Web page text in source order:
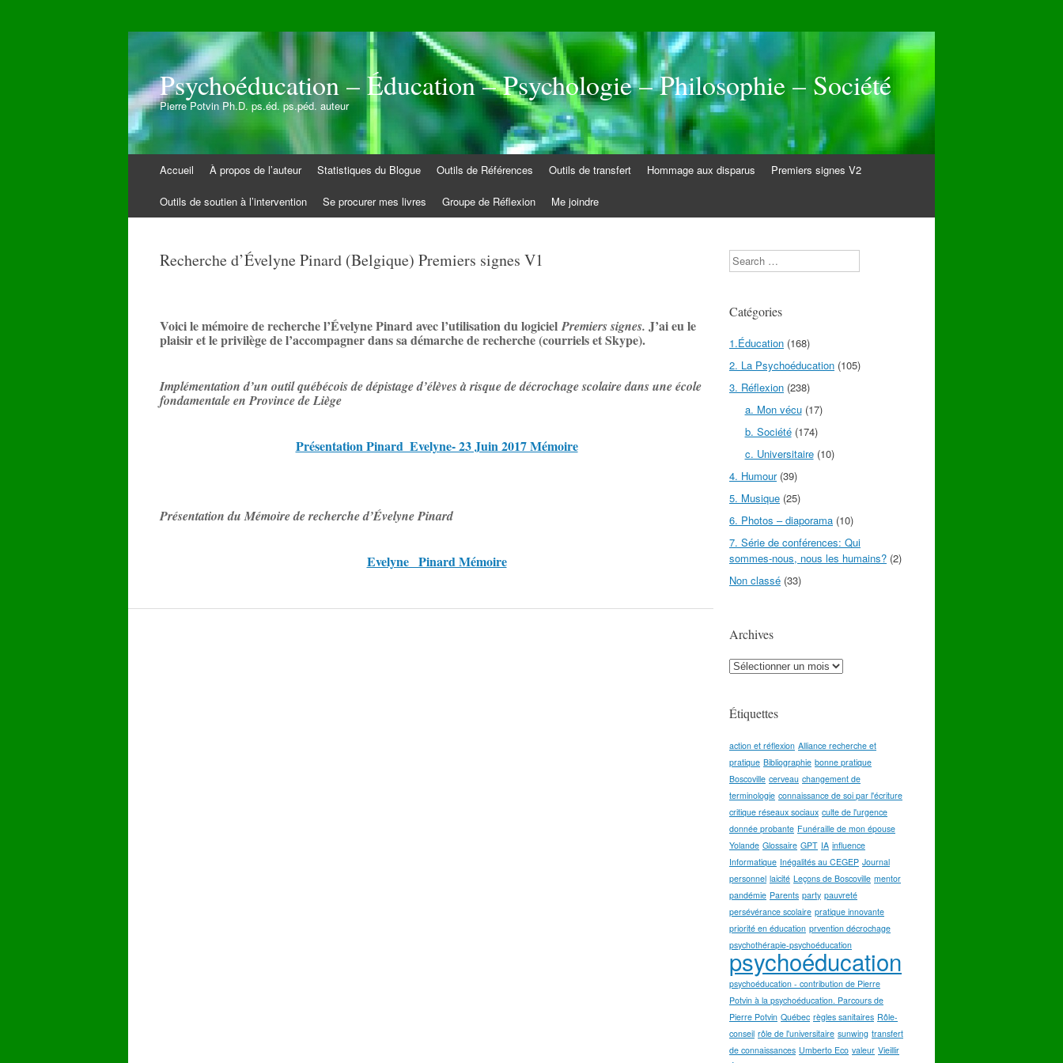
Psychoéducation – Éducation – Psychologie – Philosophie – Société
Pierre Potvin Ph.D. ps.éd. ps.péd. auteur
contenu
Accueil À propos de l’auteur Statistiques du Blogue Outils de Références Outils de transfert Hommage aux disparus Premiers signes V2
Outils de soutien à l’intervention Se procurer mes livres Groupe de Réflexion Me joindre
Recherche d’Évelyne Pinard (Belgique) Premiers signes V1
Voici le mémoire de recherche l’Évelyne Pinard avec l’utilisation du logiciel Premiers signes. J’ai eu le
plaisir et le privilège de l’accompagner dans sa démarche de recherche (courriels et Skype).
Implémentation d’un outil québécois de dépistage d’élèves à risque de décrochage scolaire dans une école
fondamentale en Province de Liège
Présentation Pinard_Evelyne- 23 Juin 2017 Mémoire
Présentation du Mémoire de recherche d’Évelyne Pinard
Evelyne_ Pinard Mémoire
Search
Catégories
1.Éducation (168)
2. La Psychoéducation (105)
3. Réflexion (238)
a. Mon vécu(17)
b. Société(174)
c. Universitaire(10)
4. Humour(39)
5. Musique (25)
6. Photos – diaporama (10)
7. Série de conférences: Qui
sommes-nous, nous les humains? (2)
Non classé (33)
Archives
Archives
Étiquettes
action et réflexion Alliance recherche et
pratique Bibliographie bonne pratique
Boscoville cerveau changement de
terminologie connaissance de soi par l'écriture
critique réseaux sociaux culte de l'urgence
donnée probante Funéraille de mon épouse
Yolande Glossaire GPT IA influence
Informatique Inégalités au CEGEP Journal
personnel laicité Leçons de Boscoville mentor
pandémie Parents party pauvreté
persévérance scolaire pratique innovante
priorité en éducation prvention décrochage
psychothérapie-psychoéducation
psychoéducation
psychoéducation - contribution de Pierre
Potvin à la psychoéducation. Parcours de
Pierre Potvin Québec règles sanitaires Rôle-
conseil rôle de l'universitaire sunwing transfert
de connaissances Umberto Eco valeur Vieillir